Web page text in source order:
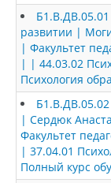
развитии |
| Факультет
| | 44.03.02
Психология
| Сердюк
Факультет
| 37.04.01
Полный курс